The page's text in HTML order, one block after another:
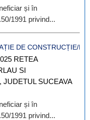
și în
1991 privind...
DE CONSTRUCȚIE/
RETEA
SI
JUDETUL SUCEAVA
și în
1991 privind...